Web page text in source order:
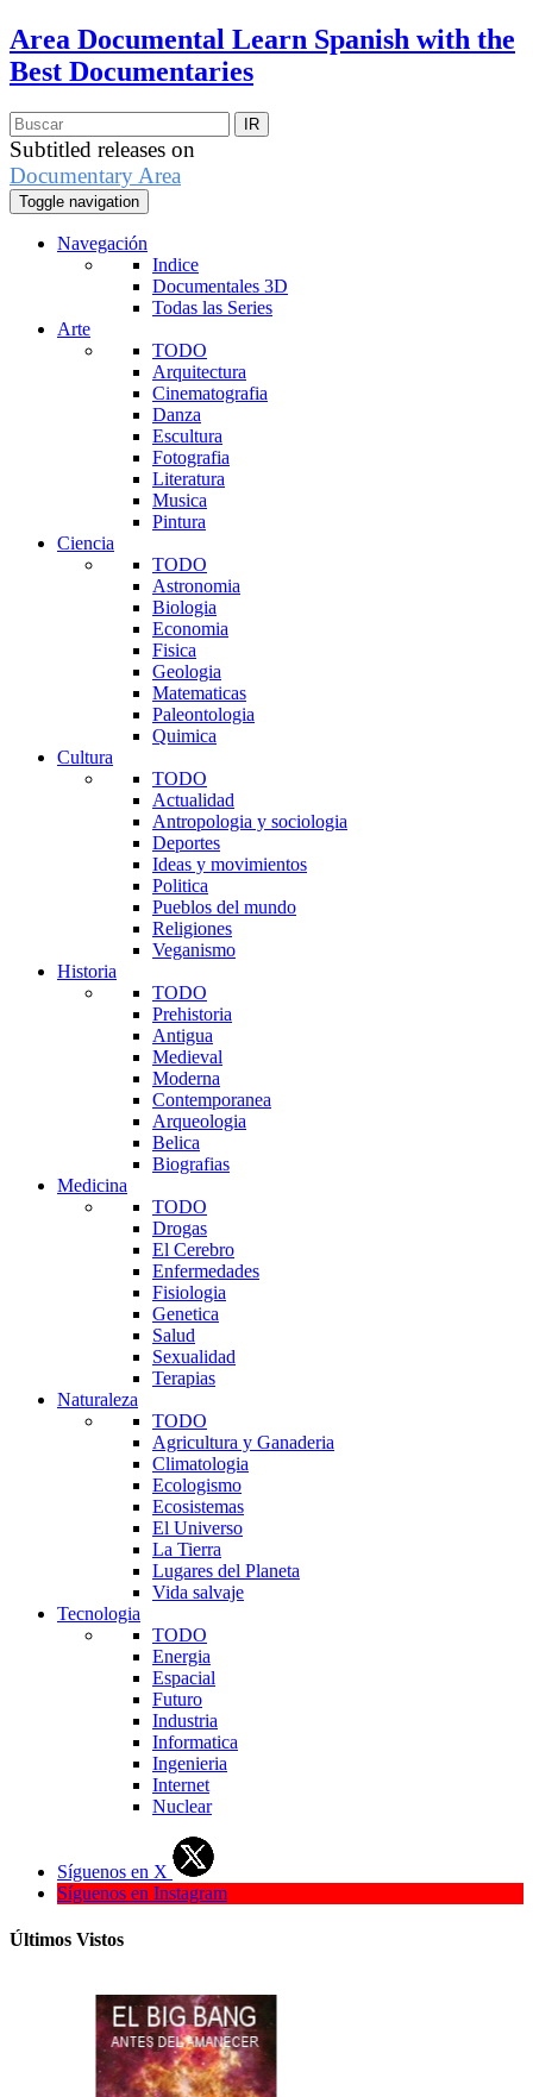
Area Documental Learn Spanish with the
Best Documentaries
Subtitled releases on
Documentary Area
Toggle navigation
Navegación
Indice
Documentales 3D
Todas las Series
Arte
TODO
Arquitectura
Cinematografia
Danza
Escultura
Fotografia
Literatura
Musica
Pintura
Ciencia
TODO
Astronomia
Biologia
Economia
Fisica
Geologia
Matematicas
Paleontologia
Quimica
Cultura
TODO
Actualidad
Antropologia y sociologia
Deportes
Ideas y movimientos
Politica
Pueblos del mundo
Religiones
Veganismo
Historia
TODO
Prehistoria
Antigua
Medieval
Moderna
Contemporanea
Arqueologia
Belica
Biografias
Medicina
TODO
Drogas
El Cerebro
Enfermedades
Fisiologia
Genetica
Salud
Sexualidad
Terapias
Naturaleza
TODO
Agricultura y Ganaderia
Climatologia
Ecologismo
Ecosistemas
El Universo
La Tierra
Lugares del Planeta
Vida salvaje
Tecnologia
TODO
Energia
Espacial
Futuro
Industria
Informatica
Ingenieria
Internet
Nuclear
Síguenos en X
Síguenos en Instagram
Últimos Vistos